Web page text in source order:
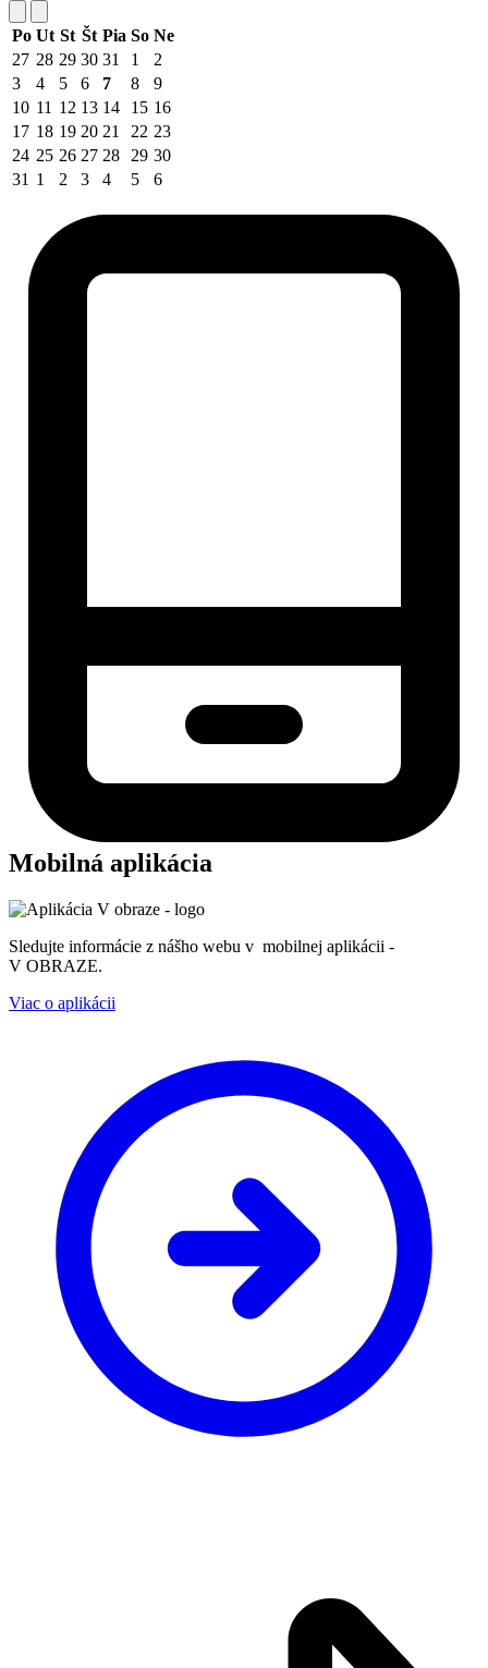
Po Ut St Št Pia So Ne
27 28 29 30 31 1
2
3
4 5 6 7 8
9
10 11 12 13 14 15 16
17 18 19 20 21 22 23
24 25 26 27 28 29 30
31 1 2 3 4 5 6
Mobilná aplikácia
Sledujte informácie z nášho webu v mobilnej aplikácii -
V OBRAZE.
Viac o aplikácii